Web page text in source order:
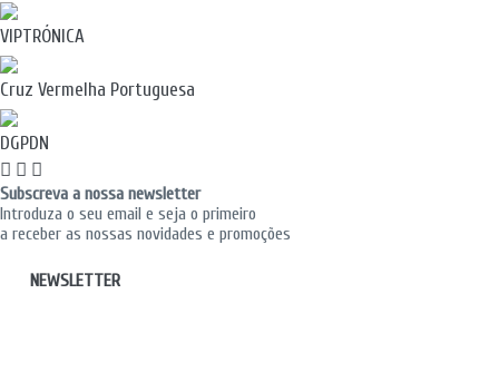
VIPTRÓNICA
Cruz Vermelha Portuguesa
DGPDN
Subscreva a nossa newsletter
Introduza o seu email e seja o primeiro
a receber as nossas novidades e promoções
NEWSLETTER